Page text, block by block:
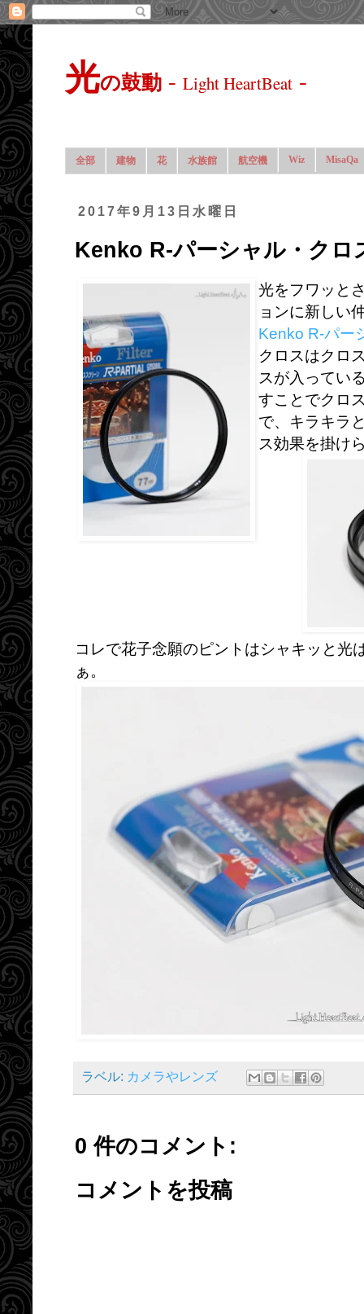
光の鼓動 - Light HeartBeat -
全部 建物 花 水族館 航空機 Wiz MisaQa
2017年9月13日水曜日
Kenko R-パーシャル・クロ
光をフワッと
ョンに新しい
Kenko R-パー
クロスはクロ
スが入ってい
すことでクロ
で、キラキラ
ス効果を掛け
コレで花子念願のピントはシャキッと光
ぁ。
ラベル: カメラやレンズ
0 件のコメント:
コメントを投稿